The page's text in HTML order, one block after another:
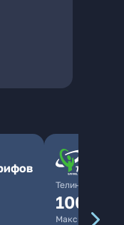
ТелинКом
1000
Максимальная